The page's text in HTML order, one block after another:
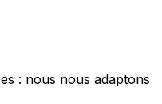
: nous nous adaptons